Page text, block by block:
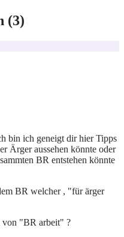
(3)
bin ich geneigt dir hier Tipps
Ärger aussehen könnte oder
BR entstehen könnte
BR welcher , "für ärger
von "BR arbeit" ?